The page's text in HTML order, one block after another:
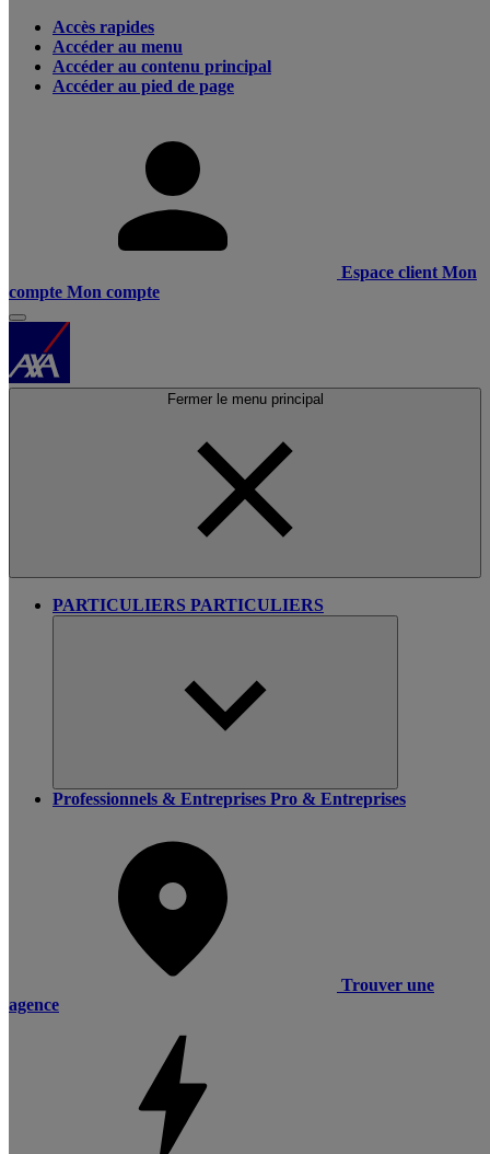
Accès rapides
Accéder au menu
Accéder au contenu principal
Accéder au pied de page
Espace client Mon
compte Mon compte
Fermer le menu principal
PARTICULIERS PARTICULIERS
Professionnels & Entreprises Pro & Entreprises
Trouver une
agence